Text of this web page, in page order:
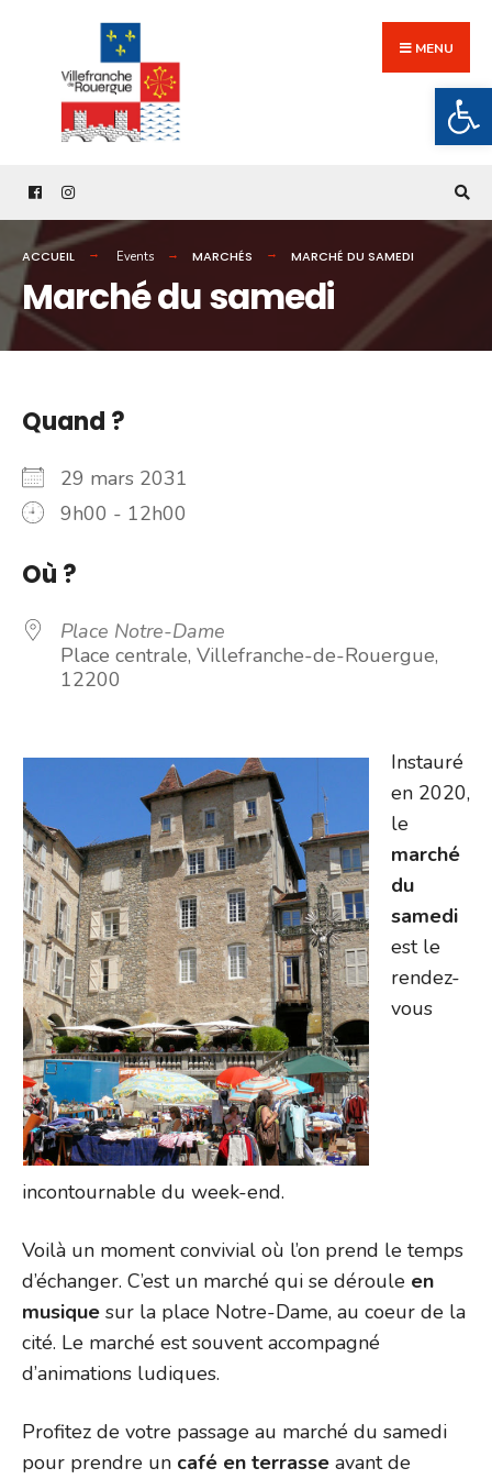
content
MENU
ACCUEIL Events MARCHÉS MARCHÉ DU SAMEDI
Marché du samedi
Quand ?
29 mars 2031
9h00 - 12h00
Où ?
Place Notre-Dame
Place centrale, Villefranche-de-Rouergue,
12200
Instauré
en 2020,
le
marché
du
samedi
est le
rendez-
vous
incontournable du week-end.
Voilà un moment convivial où l’on prend le temps
d’échanger. C’est un marché qui se déroule en
musique sur la place Notre-Dame, au coeur de la
cité. Le marché est souvent accompagné
d’animations ludiques.
Profitez de votre passage au marché du samedi
pour prendre un café en terrasse avant de